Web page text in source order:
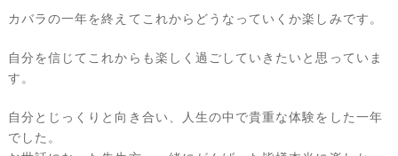
カバラの一年を終えてこれからどうなっていくか楽しみです。
自分を信じてこれからも楽しく過ごしていきたいと思っていま
す。
自分とじっくりと向き合い、人生の中で貴重な体験をした一年
でした。